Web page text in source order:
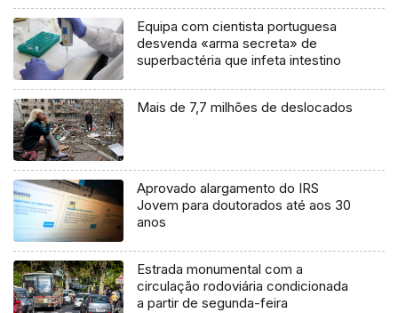
Equipa com cientista portuguesa
desvenda «arma secreta» de
superbactéria que infeta intestino
Mais de 7,7 milhões de deslocados
Aprovado alargamento do IRS
Jovem para doutorados até aos 30
anos
Estrada monumental com a
circulação rodoviária condicionada
a partir de segunda-feira